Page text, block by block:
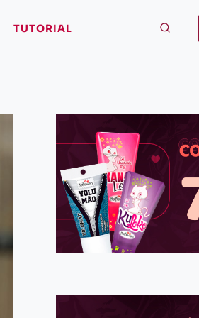
TUTORIAL